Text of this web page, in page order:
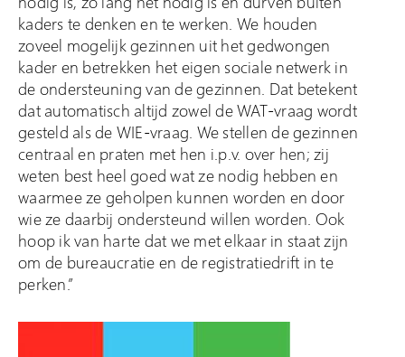
kaders te denken en te werken. We houden
zoveel mogelijk gezinnen uit het gedwongen
kader en betrekken het eigen sociale netwerk in
de ondersteuning van de gezinnen. Dat betekent
dat automatisch altijd zowel de WAT-vraag wordt
gesteld als de WIE-vraag. We stellen de gezinnen
centraal en praten met hen i.p.v. over hen; zij
weten best heel goed wat ze nodig hebben en
waarmee ze geholpen kunnen worden en door
wie ze daarbij ondersteund willen worden. Ook
hoop ik van harte dat we met elkaar in staat zijn
om de bureaucratie en de registratiedrift in te
perken.”